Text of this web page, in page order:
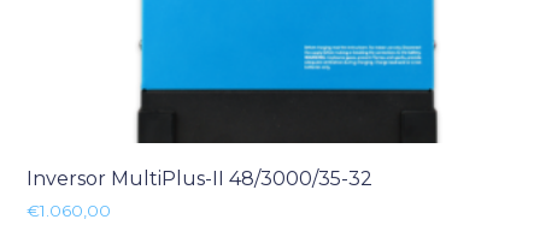
Inversor MultiPlus-II 48/3000/35-32
€1.060,00